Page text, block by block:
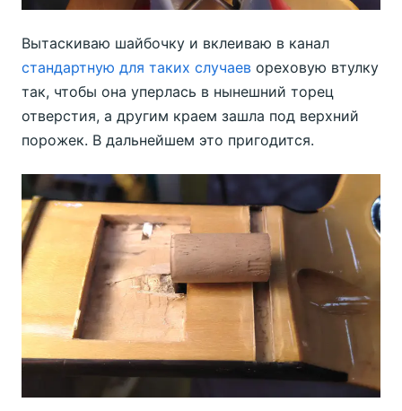
Вытаскиваю шайбочку и вклеиваю в канал
стандартную для таких случаев ореховую втулку
так, чтобы она уперлась в нынешний торец
отверстия, а другим краем зашла под верхний
порожек. В дальнейшем это пригодится.